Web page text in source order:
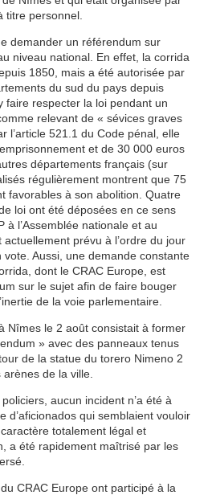
titre personnel.
demander un référendum sur
niveau national. En effet, la corrida
1850, mais a été autorisée par
du sud du pays depuis
faire respecter la loi pendant un
relevant de « sévices graves
l’article 521.1 du Code pénal, elle
et de 30 000 euros
départements français (sur
régulièrement montrent que 75
favorables à son abolition. Quatre
loi ont été déposées en ce sens
à l’Assemblée nationale et au
actuellement prévu à l’ordre du jour
vote. Aussi, une demande constante
dont le CRAC Europe, est
sur le sujet afin de faire bouger
de la voie parlementaire.
Nîmes le 2 août consistait à former
» avec des panneaux tenus
de la statue du torero Nimeno 2
de la ville.
aucun incident n’a été à
d’aficionados qui semblaient vouloir
totalement légal et
a été rapidement maîtrisé par les
CRAC Europe ont participé à la